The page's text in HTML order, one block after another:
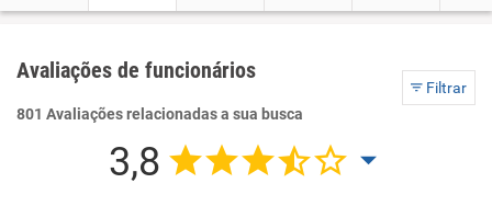
Avaliações de funcionários
Filtrar
801 Avaliações relacionadas a sua busca
3,8